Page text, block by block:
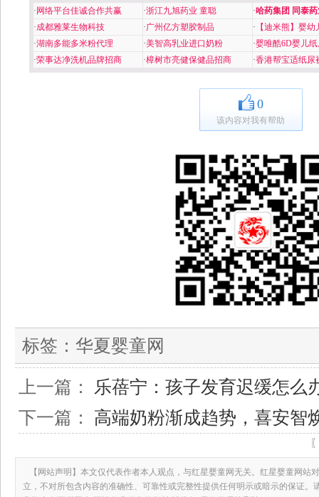
· 网络平台佳诚合作共赢 ·浙江九旭药业 童聪 ·哈药集团 同泰
·成都雅莱生物科技 ·广州亿方塑胶制品 · 【迪米熊】婴幼
·湖南多能多米粉代理 ·美智高乳业进口奶粉 ·婴唯酷6D婴儿
·荣事达净洗机品牌招商 ·樟树市亮健保健品招商 ·香港帮宝适纸尿
0
该内容对我有帮助
标签： 华夏婴童网
上一篇： 乐蓓宁：孩子发育迟缓怎么
下一篇： 高端奶粉渐成趋势，喜安智
【网站声明】本文仅代表作者本人观点，与红星婴童网无关。红星婴童网站
立，不对所包含内容的准确性、可靠性或完整性提供任何明示或暗示的保证。